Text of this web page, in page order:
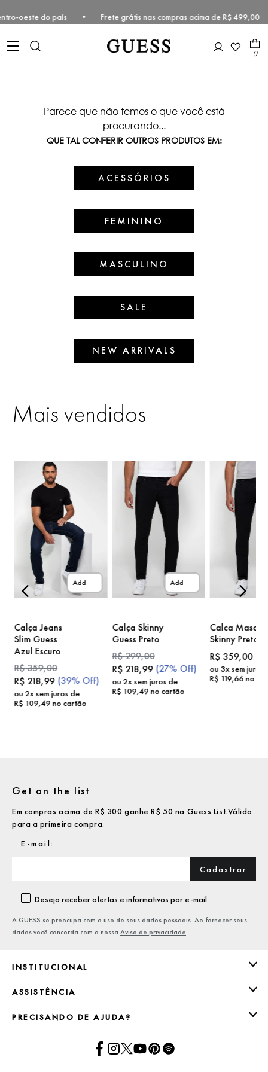
Centro-oeste do país • Frete grátis nas compras acima de R$
0
Parece que não temos o que você está
procurando...
QUE TAL CONFERIR OUTROS PRODUTOS EM:
ACESSÓRIOS
FEMININO
MASCULINO
SALE
NEW ARRIVALS
Mais vendidos
Add
Calça Jeans
Slim Guess
Azul Escuro
R$359,00
R$ 218,99 (39% Off)
ou 2x sem juros de
R$ 109,49no cartão
Add
Calça Skinny
Guess Preto
R$299,00
R$ 218,99 (27% Off)
ou2x sem juros de
R$ 109,49no cartão
Calca Masc
Skinny Preto
R$ 359,00
ou 3x sem juros
R$ 119,66no
INSTITUCIONAL
ASSISTÊNCIA
PRECISANDO DE AJUDA?
Get on the list
Em compras acima de R$ 300 ganhe R$ 50 na Guess List.Válido
para a primeira compra.
Cadastrar
Desejo receber ofertas e informativos por e-mail
A GUESS se preocupa com o uso de seus dados pessoais. Ao fornecer seus
dados você concorda com a nossa Aviso de privacidade